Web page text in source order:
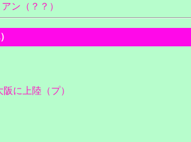
ン（？？）
に上陸（プ）